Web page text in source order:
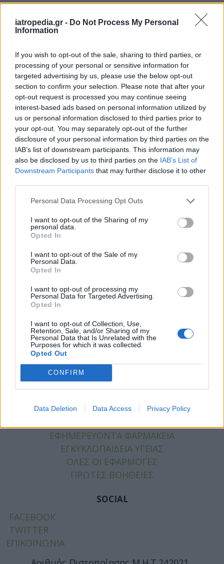
iatropedia.gr - Do Not Process My Personal
Information
If you wish to opt-out of the sale, sharing to third parties, or
processing of your personal or sensitive information for
targeted advertising by us, please use the below opt-out
section to confirm your selection. Please note that after your
opt-out request is processed you may continue seeing
interest-based ads based on personal information utilized by
us or personal information disclosed to third parties prior to
your opt-out. You may separately opt-out of the further
disclosure of your personal information by third parties on the
IAB’s list of downstream participants. This information may
also be disclosed by us to third parties on the IAB’s List of
Downstream Participants that may further disclose it to other
Personal Data Processing Opt Outs
I want to opt-out of the Sharing of my
personal data.
Opted In
I want to opt-out of the Sale of my
Personal Data.
Opted In
I want to opt-out of processing my
Personal Data for Targeted Advertising.
Opted In
I want to opt-out of Collection, Use,
Retention, Sale, and/or Sharing of my
Personal Data that Is Unrelated with the
Purposes for which it was collected.
Opted Out
CONFIRM
Data Deletion Data Access Privacy Policy
Facebook
Twitter
Tags: ΑΝΔΡΕΑΣ ΛΥΚΟΥΡΕΝΤΖΟΣ,
ΔΙΑΘΕΣΙΜΟΤΗΤΑ ,ΕΡΓΑΖΟΜΕΝΟΙ ,ΚΑΤΑΛΗΨΗ
ΡΕΠΟΡΤΑΖ ΥΓΕΙΑΣ
ΥΠΑΛΛΗΛΟΙ
ΠΑΙΔΙ
ΕΠΙΧΕΙΡΕΙΝ
TIPS
ΧΡΗΣΙΜΑ
ΧΡΗΣΙΜΑ
ΕΦΗΜΕΡΕΥΟΝΤΑ ΦΑΡΜΑΚΕΙΑ
ΕΓΚΥΚΛΟΠΑΙΔΕΙΑ ΥΓΕΙΑΣ
ΟΛΕΣ ΟΙ ΕΦΑΡΜΟΓΕΣ
ΠΡΩΤΕΣ ΒΟΗΘΕΙΕΣ
SOCIAL
FACEBOOK
TWITTER
ΕΠΙΚΟΙΝΩΝΙΑ